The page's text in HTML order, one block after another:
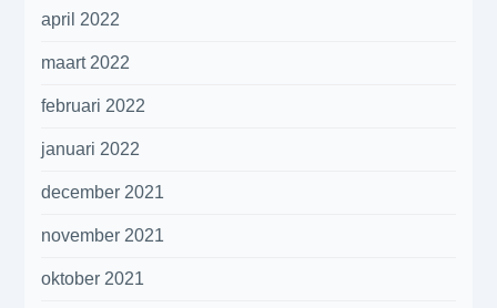
april 2022
maart 2022
februari 2022
januari 2022
december 2021
november 2021
oktober 2021